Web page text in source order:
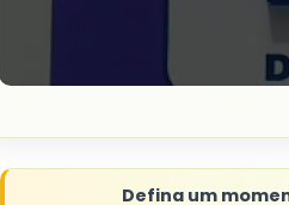
Defina um